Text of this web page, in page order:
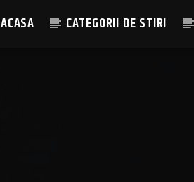
ACASA CATEGORII DE STIRI